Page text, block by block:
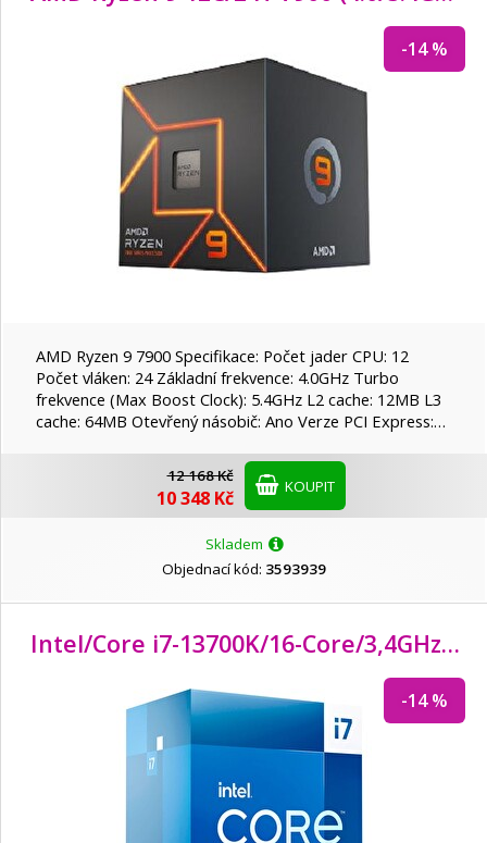
-14 %
AMD Ryzen 9 7900 Specifikace: Počet jader CPU: 12
Počet vláken: 24 Základní frekvence: 4.0GHz Turbo
frekvence (Max Boost Clock): 5.4GHz L2 cache: 12MB L3
cache: 64MB Otevřený násobič: Ano Verze PCI Express:…
12 168 Kč
10 348 Kč KOUPIT
Skladem
Objednací kód: 3593939
Intel/Core i7-13700K/16-Core/3,4GHz/
-14 %